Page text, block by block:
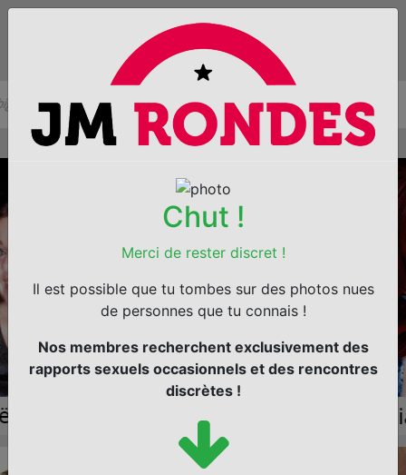
Chut !
Merci de rester discret !
Il est possible que tu tombes sur des photos nues
de personnes que tu connais !
Nos membres recherchent exclusivement des
rapports sexuels occasionnels et des rencontres
discrètes !